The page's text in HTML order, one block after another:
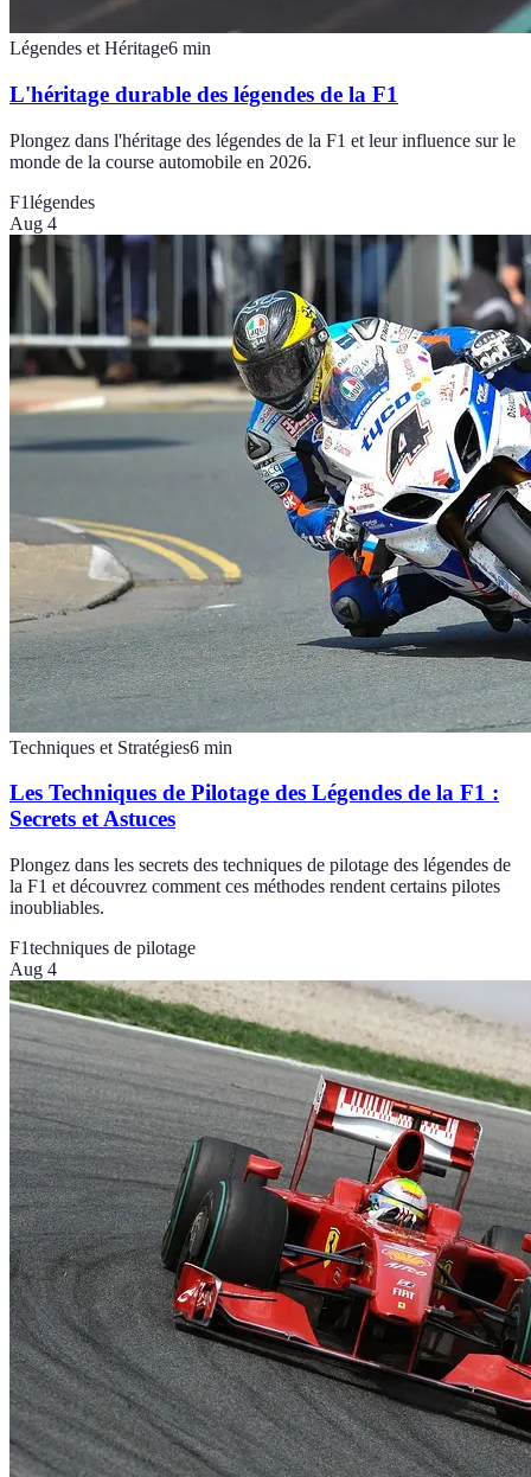
Légendes et Héritage6 min
L'héritage durable des légendes de la F1
Plongez dans l'héritage des légendes de la F1 et leur influence sur le
monde de la course automobile en 2026.
F1légendes
Aug 4
Techniques et Stratégies6 min
Les Techniques de Pilotage des Légendes de la F1 :
Secrets et Astuces
Plongez dans les secrets des techniques de pilotage des légendes de
la F1 et découvrez comment ces méthodes rendent certains pilotes
inoubliables.
F1techniques de pilotage
Aug 4